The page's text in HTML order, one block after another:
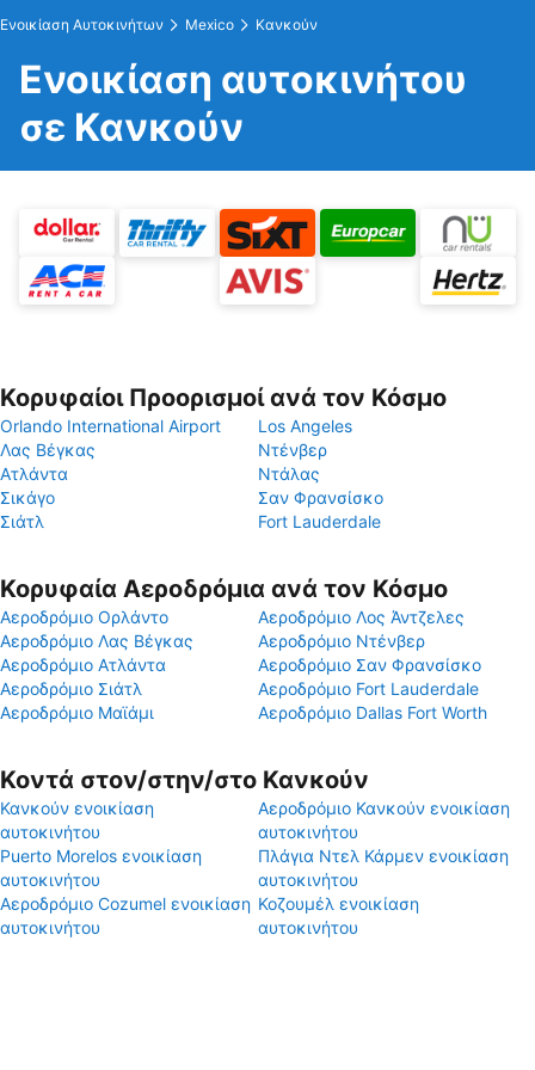
Ενοικίαση Αυτοκινήτων Mexico Κανκούν
Ενοικίαση αυτοκινήτου
σε Κανκούν
Κορυφαίοι Προορισμοί ανά τον Κόσμο
Orlando International Airport
Los Angeles
Λας Βέγκας
Ντένβερ
Ατλάντα
Ντάλας
Σικάγο
Σαν Φρανσίσκο
Σιάτλ
Fort Lauderdale
Κορυφαία Αεροδρόμια ανά τον Κόσμο
Αεροδρόμιο Ορλάντο
Αεροδρόμιο Λος Άντζελες
Αεροδρόμιο Λας Βέγκας
Αεροδρόμιο Ντένβερ
Αεροδρόμιο Ατλάντα
Αεροδρόμιο Σαν Φρανσίσκο
Αεροδρόμιο Σιάτλ
Αεροδρόμιο Fort Lauderdale
Αεροδρόμιο Μαϊάμι
Αεροδρόμιο Dallas Fort Worth
Κοντά στον/στην/στο Κανκούν
Κανκούν ενοικίαση
αυτοκινήτου
Αεροδρόμιο Κανκούν ενοικίαση
αυτοκινήτου
Puerto Morelos ενοικίαση
αυτοκινήτου
Πλάγια Ντελ Κάρμεν ενοικίαση
αυτοκινήτου
Αεροδρόμιο Cozumel ενοικίαση
αυτοκινήτου
Κοζουμέλ ενοικίαση
αυτοκινήτου